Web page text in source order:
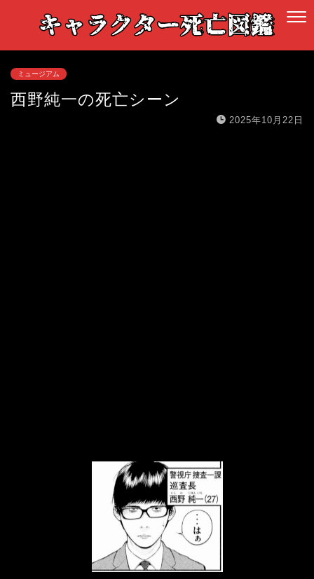
ミュージアム
西野純一の死亡シーン
2025年10月22日